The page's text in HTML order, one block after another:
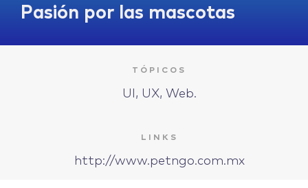
Pasión por las mascotas
TÓPICOS
UI, UX, Web.
LINKS
http://www.petngo.com.mx